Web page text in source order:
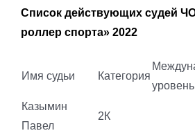
Список действующих судей
роллер спорта» 2022
Имя судьи Категория
уровень
Казымин
Павел
2К